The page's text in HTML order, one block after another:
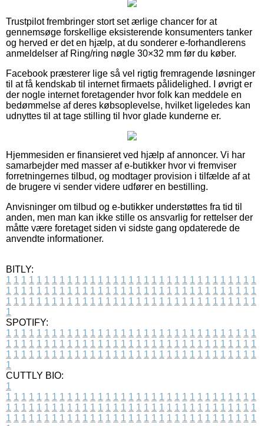
Trustpilot frembringer stort set ærlige chancer for at
gennemsøge forskellige eksisterende konsumenters tanker
og herved er det en hjælp, at du sonderer e-forhandlerens
anmeldelser af Ring/ring nøgle 30×32 mm før du køber.
Facebook præsterer lige så vel rigtig fremragende løsninger
til at få kendskab til internet firmaets pålidelighed. I øvrigt er
der nogle internet foretagender hvor folk kan meddele en
bedømmelse af deres købsoplevelse, hvilket ligeledes kan
udnyttes til at tage stilling til hvor glade kunderne er.
Hjemmesiden er finansieret ved hjælp af annoncer. Vi har
samarbejder med masser af e-butikker hvor vi fremviser
forretningernes tilbud, og modtager provision i tilfælde af at
de brugere vi sender videre udfører en bestilling.
Anvisninger om tilbud og e-butikker understøttes fra tid til
anden, men man kan ikke stille os ansvarlig for rettelser der
måtte være foretaget siden vi sidste gang opdaterede de
anvendte informationer.
BITLY:
1 1 1 1 1 1 1 1 1 1 1 1 1 1 1 1 1 1 1 1 1 1 1 1 1 1 1 1 1 1 1 1 1
1 1 1 1 1 1 1 1 1 1 1 1 1 1 1 1 1 1 1 1 1 1 1 1 1 1 1 1 1 1 1 1 1
1 1 1 1 1 1 1 1 1 1 1 1 1 1 1 1 1 1 1 1 1 1 1 1 1 1 1 1 1 1 1 1 1
1
SPOTIFY:
1 1 1 1 1 1 1 1 1 1 1 1 1 1 1 1 1 1 1 1 1 1 1 1 1 1 1 1 1 1 1 1 1
1 1 1 1 1 1 1 1 1 1 1 1 1 1 1 1 1 1 1 1 1 1 1 1 1 1 1 1 1 1 1 1 1
1 1 1 1 1 1 1 1 1 1 1 1 1 1 1 1 1 1 1 1 1 1 1 1 1 1 1 1 1 1 1 1 1
1
CUTTLY BIO:
1
1 1 1 1 1 1 1 1 1 1 1 1 1 1 1 1 1 1 1 1 1 1 1 1 1 1 1 1 1 1 1 1 1
1 1 1 1 1 1 1 1 1 1 1 1 1 1 1 1 1 1 1 1 1 1 1 1 1 1 1 1 1 1 1 1 1
1 1 1 1 1 1 1 1 1 1 1 1 1 1 1 1 1 1 1 1 1 1 1 1 1 1 1 1 1 1 1 1 1